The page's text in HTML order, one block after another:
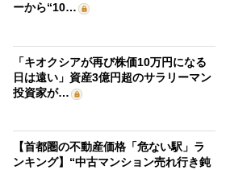
ーから“10…
「キオクシアが再び株価10万円になる
日は遠い」資産3億円超のサラリーマン
投資家が…
【首都圏の不動産価格「危ない駅」ラ
ンキング】“中古マンション売れ行き鈍